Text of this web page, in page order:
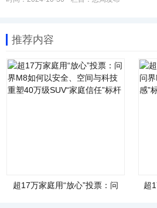
推荐内容
超17万家庭用“放心”投票：问
超